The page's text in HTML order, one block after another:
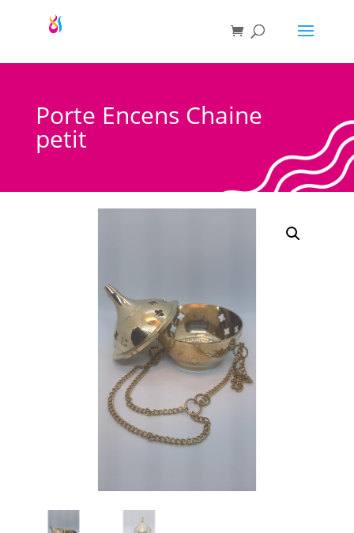
Porte Encens Chaine
petit